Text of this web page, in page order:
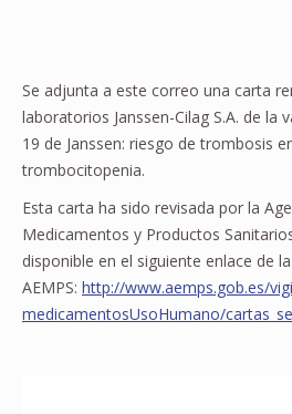
Se adjunta a este correo una carta
laboratorios Janssen-Cilag S.A. de la
19 de Janssen: riesgo de trombosis
trombocitopenia.
Esta carta ha sido revisada por la
Medicamentos y Productos
disponible en el siguiente enlace de
AEMPS: http://www.aemps.gob.es/
medicamentosUsoHumano/cartas_